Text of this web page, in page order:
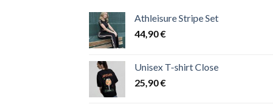
Athleisure Stripe Set
44,90€
Unisex T-shirt Close
25,90€